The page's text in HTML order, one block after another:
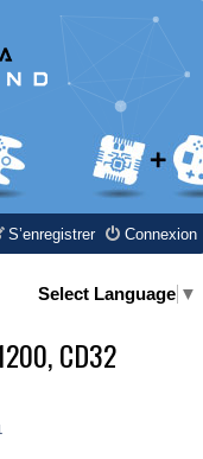
Connexion
S’enregistrer
Select Language ▼
CD32